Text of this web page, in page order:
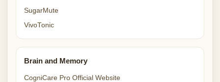
SugarMute
VivoTonic
Brain and Memory
CogniCare Pro Official Website